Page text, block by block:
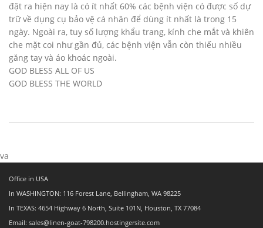
đặt ra hiện nay là có ít nhất 60% các bệnh viện có được số dự
trữ về dụng cụ bảo vệ cá nhân để dùng ít nhất là trong 15
ngày. Ngoài ra, tuy số lượng khẩu trang, kính che mắt và khiên
che mặt coi như gần đủ, các bệnh viện vẫn còn thiếu nhiều
găng tay và áo khoác ngoài.
GOD BLESS ALL OF US
GOD BLESS THE WORLD
va
Office in USA
In WASHINGTON: 116 Forest Lane, Bellingham, WA 98225
In TEXAS: 4654 Highway 6 North, Suite 101N, Houston, TX 77084
Email: sales@linen-goat-798200.hostingersite.com